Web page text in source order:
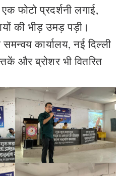
फोटो प्रदर्शनी लगाई,
की भीड़ उमड़ पड़ी।
समन्वय कार्यालय, नई दिल्ली
और ब्रोशर भी वितरित